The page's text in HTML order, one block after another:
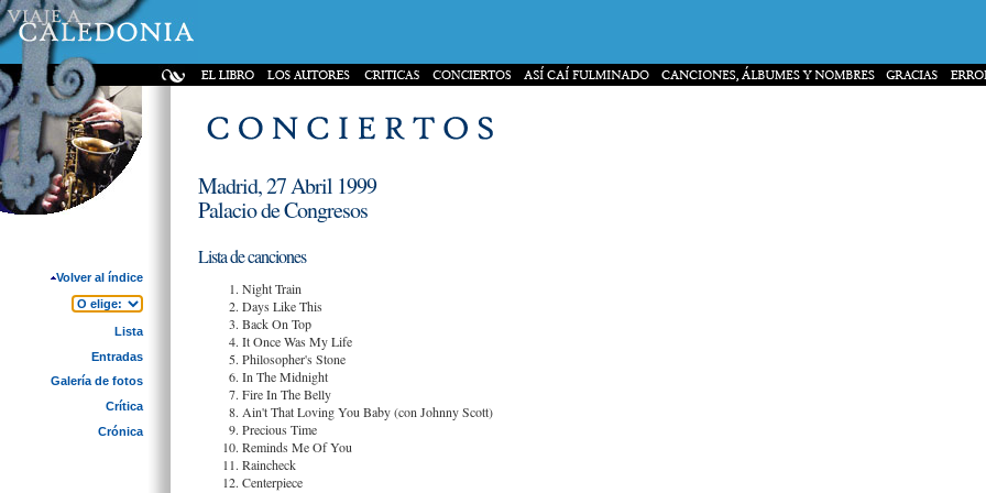
Volver al índice
Lista
Entradas
Galería de fotos
Crítica
Crónica
Madrid, 27 Abril 1999
Palacio de Congresos
Lista de canciones
Night Train
Days Like This
Back On Top
It Once Was My Life
Philosopher's Stone
In The Midnight
Fire In The Belly
Ain't That Loving You Baby (con Johnny Scott)
Precious Time
Reminds Me Of You
Raincheck
Centerpiece